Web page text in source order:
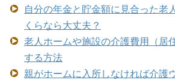
自分の年金と貯金額に見合った
くらなら大丈夫？
老人ホームや施設の介護費用（居
する方法
親がホームに入所しなければ介